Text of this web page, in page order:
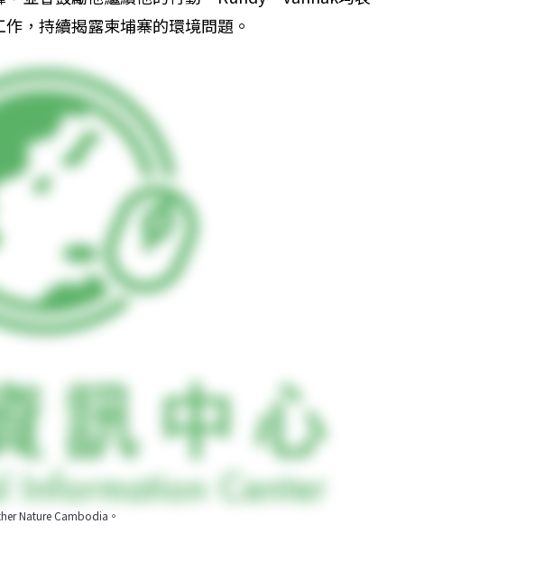
，持續揭露柬埔寨的環境問題。
Nature Cambodia。